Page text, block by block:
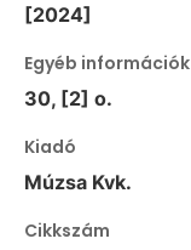
[2024]
Egyéb információk
30, [2] o.
Kiadó
Múzsa Kvk.
Cikkszám